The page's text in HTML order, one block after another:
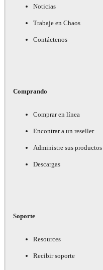
Noticias
Trabaje en Chaos
Contáctenos
Comprando
Comprar en línea
Encontrar a un reseller
Administre sus productos
Descargas
Soporte
Resources
Recibir soporte